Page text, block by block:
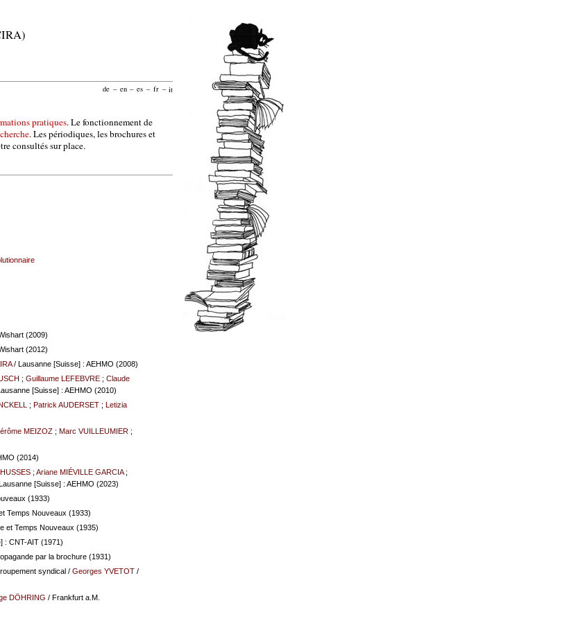
de – en – es – fr – it
pratiques. Le fonctionnement de
. Les périodiques, les brochures et
consultés sur place.
(2009)
(2012)
/ Lausanne [Suisse] : AEHMO (2008)
; Guillaume LEFEBVRE; Claude
[Suisse] : AEHMO (2010)
; Patrick AUDERSET; Letizia
MEIZOZ; Marc VUILLEUMIER;
(2014)
; Ariane MIÉVILLE GARCIA;
[Suisse] : AEHMO (2023)
(1933)
Temps Nouveaux (1933)
et Temps Nouveaux (1935)
: CNT-AIT (1971)
par la brochure (1931)
syndical/ Georges YVETOT/
DÖHRING / Frankfurt a.M.